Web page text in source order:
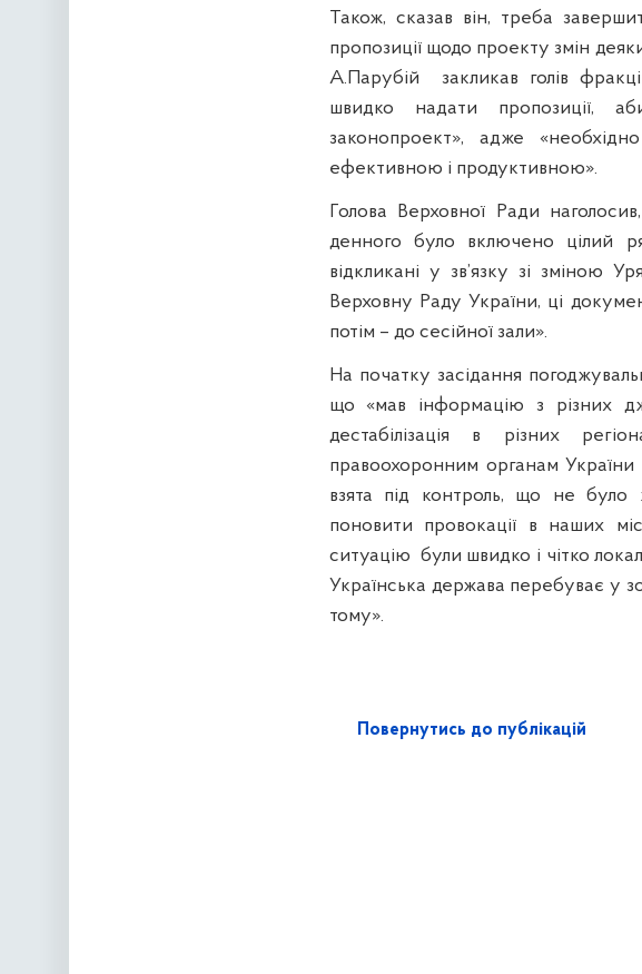
Також, сказав він, треба
пропозиції щодо проекту змін
А.Парубій
закликав голів
швидко надати пропозиції,
законопроект», адже
ефективною і продуктивною».
Голова Верховної Ради
денного було включено цілий
відкликані у зв’язку зі зміною
Верховну Раду України, ці
потім – до сесійної зали».
На початку засідання
що «мав інформацію з різних
дестабілізація в різних
правоохоронним органам України
взята під контроль, що не було
поновити провокації в наших
ситуацію були швидко і чітко
Українська держава перебуває у
тому».
Повернутись до публікацій